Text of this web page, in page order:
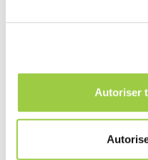
Autoriser